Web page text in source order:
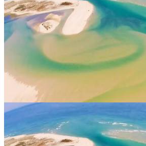
Dal 20 al 25 aprile 2027, Casa Fuzetta
Rooted – Yoga Retreat”, guidato da Toni
Seed Rooted. Un appuntamento pensato
ritrovar...
Su richiesta
20 aprile 2027
Olhão, Portogallo
Yoga con Maura